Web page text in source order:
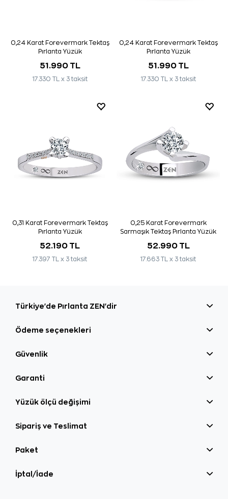
0,24 Karat Forevermark Tektaş
Pırlanta Yüzük
51.990 TL
17.330 TL x 3 taksit
0,24 Karat Forevermark Tektaş
Pırlanta Yüzük
51.990 TL
17.330 TL x 3 taksit
0,31 Karat Forevermark Tektaş
Pırlanta Yüzük
52.190 TL
17.397 TL x 3 taksit
0,25 Karat Forevermark
Sarmaşık Tektaş Pırlanta Yüzük
52.990 TL
17.663 TL x 3 taksit
Türkiye'de Pırlanta ZEN'dir
Ödeme seçenekleri
Güvenlik
Garanti
Yüzük ölçü değişimi
Sipariş ve Teslimat
Paket
İptal/İade